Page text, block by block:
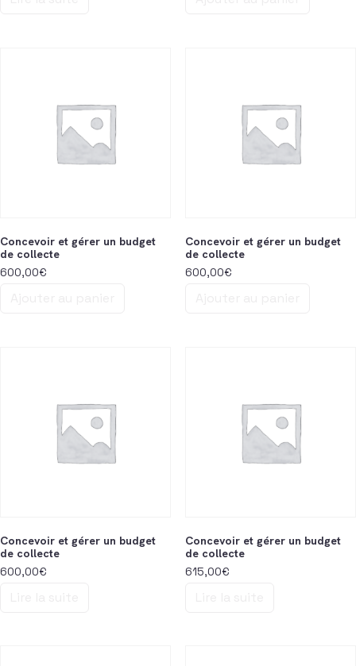
Concevoir et gérer un budget
de collecte
600,00€
Concevoir et gérer un budget
de collecte
600,00€
Concevoir et gérer un budget
de collecte
600,00€
Concevoir et gérer un budget
de collecte
615,00€